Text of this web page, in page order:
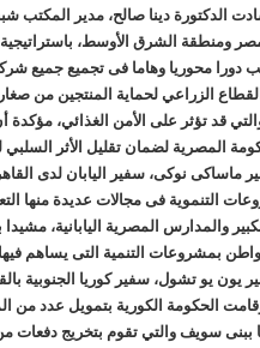
الدكتورة دينا صالح، مدير المكتب
ومنطقة الشرق الأوسط،
دورا محوريا وهاما فى تجميع جميع
الزراعي لحماية المنتجين من
قد تؤثر على الأمن الغذائي، مؤكدة
المصرية لضمان تقليل الأثر
ماساكى نوكى، سفير اليابان لدى
التنموية فى مجالات عديدة منها
والمدارس المصرية اليابانية،
بمشروعات التنمية التى يساهم
يون يو تشول، سفير كوريا الجنوبية
وقامت الحكومة الكورية بتمويل عدد من
ببنى سويف والتي تقوم بتخريج